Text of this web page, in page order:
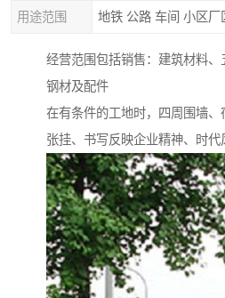
用途范围 地铁 公路 车间 小区厂
经营范围包括销售：建筑材料、
钢材及配件
在有条件的工地时，四周围墙
张挂、书写反映企业精神、时代